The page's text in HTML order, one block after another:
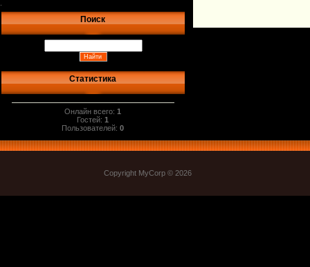
Поиск
Статистика
Онлайн всего:1
Гостей:1
Пользователей:0
Copyright MyCorp © 2026